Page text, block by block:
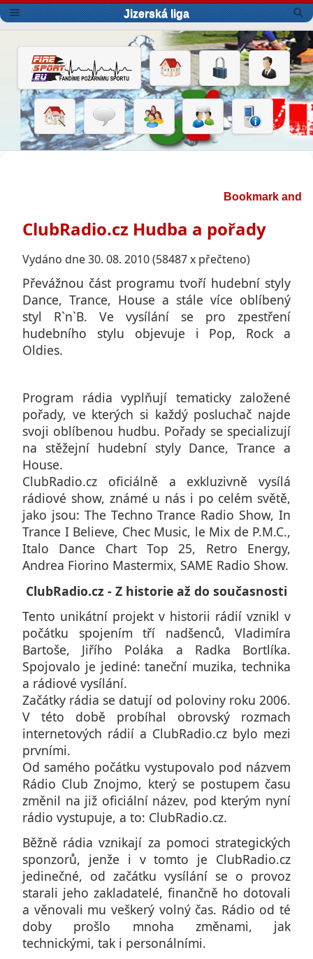
Jizerská liga
ClubRadio.cz Hudba a pořady
Vydáno dne 30. 08. 2010 (58487 x přečteno)
Převážnou část programu tvoří hudební styly
Dance, Trance, House a stále více oblíbený
styl R`n`B. Ve vysílání se pro zpestření
hudebního stylu objevuje i Pop, Rock a
Oldies.
Program rádia vyplňují tematicky založené
pořady, ve kterých si každý posluchač najde
svoji oblíbenou hudbu. Pořady se specializují
na stěžejní hudební styly Dance, Trance a
House.
ClubRadio.cz oficiálně a exkluzivně vysílá
rádiové show, známé u nás i po celém světě,
jako jsou: The Techno Trance Radio Show, In
Trance I Believe, Chec Music, le Mix de P.M.C.,
Italo Dance Chart Top 25, Retro Energy,
Andrea Fiorino Mastermix, SAME Radio Show.
ClubRadio.cz - Z historie až do současnosti
Tento unikátní projekt v historii rádií vznikl v
počátku spojením tří nadšenců, Vladimíra
Bartoše, Jiřího Poláka a Radka Bortlíka.
Spojovalo je jediné: taneční muzika, technika
a rádiové vysílání.
Začátky rádia se datují od poloviny roku 2006.
V této době probíhal obrovský rozmach
internetových rádií a ClubRadio.cz bylo mezi
prvními.
Od samého počátku vystupovalo pod názvem
Rádio Club Znojmo, který se postupem času
změnil na již oficiální název, pod kterým nyní
rádio vystupuje, a to: ClubRadio.cz.
Běžně rádia vznikají za pomoci strategických
sponzorů, jenže i v tomto je ClubRadio.cz
jedinečné, od začátku vysílání se o provoz
starali jeho zakladatelé, finančně ho dotovali
a věnovali mu veškerý volný čas. Rádio od té
doby prošlo mnoha změnami, jak
technickými, tak i personálními.